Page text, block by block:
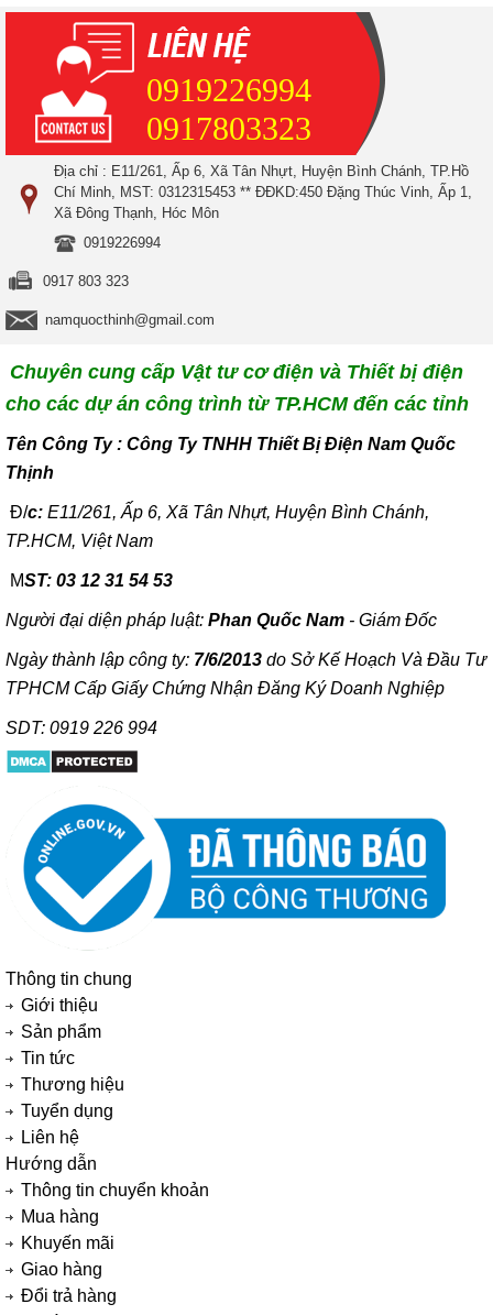
0919226994
0917803323
Địa chỉ : E11/261, Ấp 6, Xã Tân Nhựt, Huyện Bình Chánh, TP.Hồ
Chí Minh, MST: 0312315453 ** ĐĐKD:450 Đặng Thúc Vinh, Ấp 1,
Xã Đông Thạnh, Hóc Môn
0919226994
0917 803 323
namquocthinh@gmail.com
Chuyên cung cấp Vật tư cơ điện và Thiết bị điện
cho các dự án công trình từ TP.HCM đến các tỉnh
Tên Công Ty : Công Ty TNHH Thiết Bị Điện Nam Quốc
Thịnh
Đ/c: E11/261, Ấp 6, Xã Tân Nhựt, Huyện Bình Chánh,
TP.HCM, Việt Nam
MST: 03 12 31 54 53
Người đại diện pháp luật: Phan Quốc Nam - Giám Đốc
Ngày thành lập công ty: 7/6/2013 do Sở Kế Hoạch Và Đầu Tư
TPHCM Cấp Giấy Chứng Nhận Đăng Ký Doanh Nghiệp
SDT: 0919 226 994
Thông tin chung
Giới thiệu
Sản phẩm
Tin tức
Thương hiệu
Tuyển dụng
Liên hệ
Hướng dẫn
Thông tin chuyển khoản
Mua hàng
Khuyến mãi
Giao hàng
Đổi trả hàng